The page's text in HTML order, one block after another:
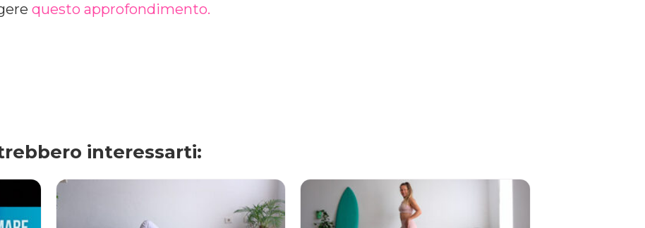
questo approfondimento.
interessarti: